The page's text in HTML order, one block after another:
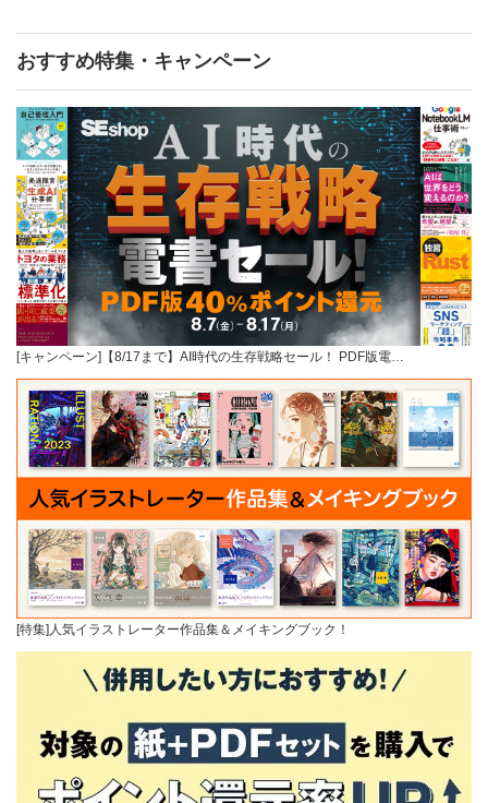
おすすめ特集・キャンペーン
[キャンペーン]【8/17まで】AI時代の生存戦略セール！ PDF版電…
[特集]人気イラストレーター作品集＆メイキングブック！